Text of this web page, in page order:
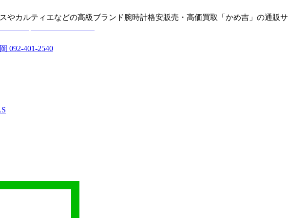
やカルティエなどの高級ブランド腕時計格安販売・高価買取「かめ吉」の通販
092-401-2540